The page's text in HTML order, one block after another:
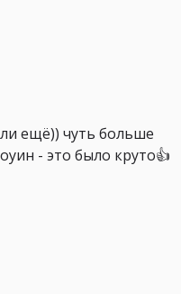
ещё)) чуть больше
- это было круто👍